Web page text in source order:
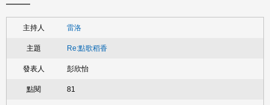
雷洛
Re:點歌稻香
彭欣怡
81